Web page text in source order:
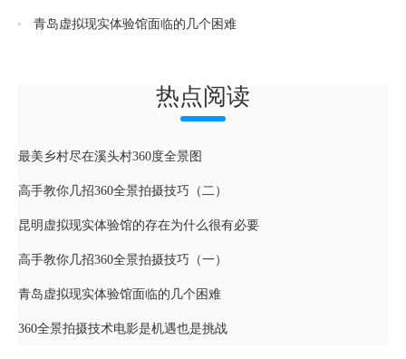
青岛虚拟现实体验馆面临的几个困难
热点阅读
最美乡村尽在溪头村360度全景图
高手教你几招360全景拍摄技巧（二）
昆明虚拟现实体验馆的存在为什么很有必要
高手教你几招360全景拍摄技巧（一）
青岛虚拟现实体验馆面临的几个困难
360全景拍摄技术电影是机遇也是挑战